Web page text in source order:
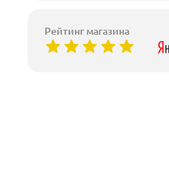
Рейтинг магазина